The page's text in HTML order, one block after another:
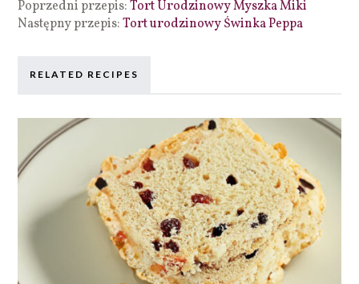
Poprzedni przepis:Tort Urodzinowy Myszka Miki
Następny przepis:Tort urodzinowy Świnka Peppa
RELATED RECIPES